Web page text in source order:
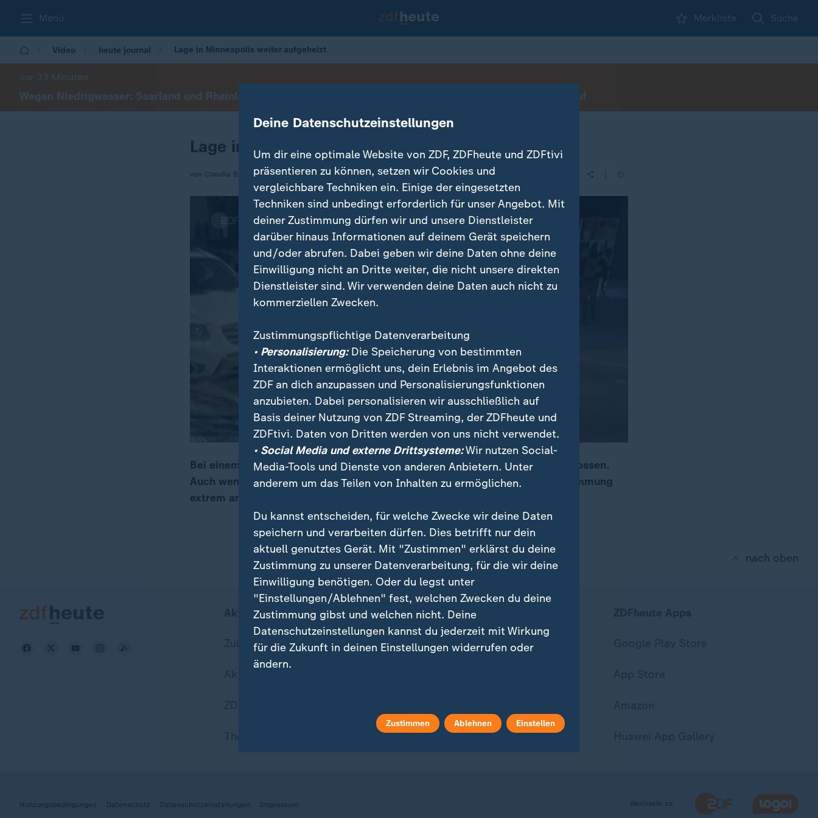
Menü Merkliste Suche
Video heute journal Lage in Minneapolis weiter aufgeheizt
vor 33 Minuten
Wegen Niedrigwasser: Saarland und Rheinland-Pfalz heben als erste Bundesländer Lkw-Feiertagsfahrverbot auf
Lage in Minneapolis weiter aufgeheizt
von Claudia Bates
00:16 02:36
Bei einem ICE-Einsatz in Minneapolis wurde der Krankenpfleger Pretti erschossen.
Auch wenn US-Präsident Trump nun von Deeskalation spricht, bleibt die Stimmung
extrem angespannt.
nach oben
Aktuell bei ZDFheute
Zuletzt veröffentlicht
ZDFheute Update
E-Mail-Newsletter
ZDFheute Update Archiv
Nutzungsbedingungen Datenschutz Datenschutzeinstellungen Impressum Wechseln zu:
Deine Datenschutzeinstellungen
Um dir eine optimale Website von ZDF, ZDFheute und ZDFtivi
präsentieren zu können, setzen wir Cookies und
vergleichbare Techniken ein. Einige der eingesetzten
Techniken sind unbedingt erforderlich für unser Angebot. Mit
deiner Zustimmung dürfen wir und unsere Dienstleister
darüber hinaus Informationen auf deinem Gerät speichern
und/oder abrufen. Dabei geben wir deine Daten ohne deine
Einwilligung nicht an Dritte weiter, die nicht unsere direkten
Dienstleister sind. Wir verwenden deine Daten auch nicht zu
kommerziellen Zwecken.
Zustimmungspflichtige Datenverarbeitung
• Personalisierung:Die Speicherung von bestimmten
Interaktionen ermöglicht uns, dein Erlebnis im Angebot des
ZDF an dich anzupassen und Personalisierungsfunktionen
anzubieten. Dabei personalisieren wir ausschließlich auf
Basis deiner Nutzung von ZDF Streaming, der ZDFheute und
ZDFtivi. Daten von Dritten werden von uns nicht verwendet.
• Social Media und externe Drittsysteme:Wir nutzen Social-
Media-Tools und Dienste von anderen Anbietern. Unter
anderem um das Teilen von Inhalten zu ermöglichen.
Du kannst entscheiden, für welche Zwecke wir deine Daten
speichern und verarbeiten dürfen. Dies betrifft nur dein
aktuell genutztes Gerät. Mit "Zustimmen" erklärst du deine
Zustimmung zu unserer Datenverarbeitung, für die wir deine
Einwilligung benötigen. Oder du legst unter
"Einstellungen/Ablehnen" fest, welchen Zwecken du deine
Zustimmung gibst und welchen nicht. Deine
Datenschutzeinstellungen kannst du jederzeit mit Wirkung
für die Zukunft in deinen Einstellungen widerrufen oder
ändern.
Weitere Informationen findest du in unserer
Zustimmen Ablehnen Einstellen